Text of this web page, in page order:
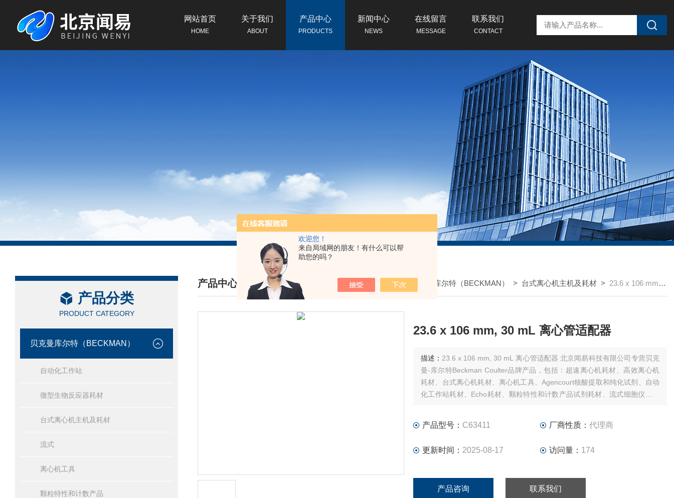
欢迎您！
来自局域网的朋友！有什么可以帮
助您的吗？
网站首页
HOME
关于我们
ABOUT
产品中心
PRODUCTS
新闻中心
NEWS
在线留言
MESSAGE
联系我们
CONTACT
产品分类
PRODUCT CATEGORY
贝克曼库尔特（BECKMAN）
自动化工作站
微型生物反应器耗材
台式离心机主机及耗材
流式
离心机工具
颗粒特性和计数产品
产品中心
/ PRODUCTS CENTER
首页> 产品中心> 贝克曼库尔特（BECKMAN） > 台式离心机主机及耗材 > 23.6 x 106 mm, 30 mL 离心管适配器
23.6 x 106 mm, 30 mL 离心管适配器
描述： 23.6 x 106 mm, 30 mL 离心管适配器 北京闻易科技有限公司专营贝克
曼-库尔特Beckman Coulter品牌产品，包括：超速离心机耗材、高效离心机
耗材、台式离心机耗材、离心机工具、Agencourt核酸提取和纯化试剂、自动
化工作站耗材、Echo耗材、颗粒特性和计数产品试剂耗材、流式细胞仪试剂
产品型号： C63411 厂商性质： 代理商
更新时间： 2025-08-17 访问量： 174
产品咨询 联系我们